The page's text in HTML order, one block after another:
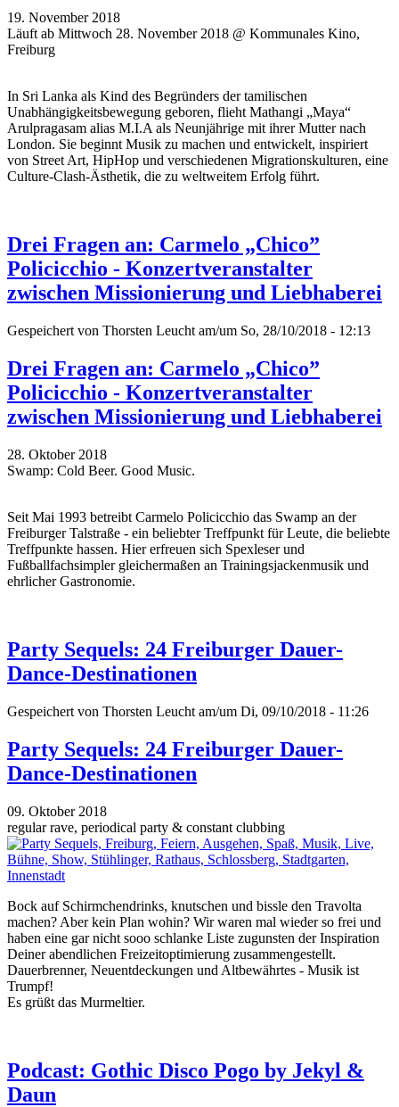
19. November 2018
Läuft ab Mittwoch 28. November 2018 @ Kommunales Kino,
Freiburg
In Sri Lanka als Kind des Begründers der tamilischen
Unabhängigkeitsbewegung geboren, flieht Mathangi „Maya“
Arulpragasam alias M.I.A als Neunjährige mit ihrer Mutter nach
London. Sie beginnt Musik zu machen und entwickelt, inspiriert
von Street Art, HipHop und verschiedenen Migrationskulturen, eine
Culture-Clash-Ästhetik, die zu weltweitem Erfolg führt.
Drei Fragen an: Carmelo „Chico”
Policicchio - Konzertveranstalter
zwischen Missionierung und Liebhaberei
Gespeichert von Thorsten Leucht am/um So, 28/10/2018 - 12:13
Drei Fragen an: Carmelo „Chico”
Policicchio - Konzertveranstalter
zwischen Missionierung und Liebhaberei
28. Oktober 2018
Swamp: Cold Beer. Good Music.
Seit Mai 1993 betreibt Carmelo Policicchio das Swamp an der
Freiburger Talstraße - ein beliebter Treffpunkt für Leute, die beliebte
Treffpunkte hassen. Hier erfreuen sich Spexleser und
Fußballfachsimpler gleichermaßen an Trainingsjackenmusik und
ehrlicher Gastronomie.
Party Sequels: 24 Freiburger Dauer-
Dance-Destinationen
Gespeichert von Thorsten Leucht am/um Di, 09/10/2018 - 11:26
Party Sequels: 24 Freiburger Dauer-
Dance-Destinationen
09. Oktober 2018
regular rave, periodical party & constant clubbing
Bock auf Schirmchendrinks, knutschen und bissle den Travolta
machen? Aber kein Plan wohin? Wir waren mal wieder so frei und
haben eine gar nicht sooo schlanke Liste zugunsten der Inspiration
Deiner abendlichen Freizeitoptimierung zusammengestellt.
Dauerbrenner, Neuentdeckungen und Altbewährtes - Musik ist
Trumpf!
Es grüßt das Murmeltier.
Podcast: Gothic Disco Pogo by Jekyl &
Daun